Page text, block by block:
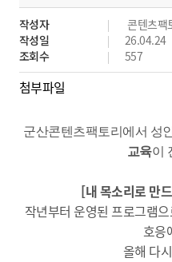
작성자
콘텐츠팩
작성일
26.04.24
조회수
557
첨부파일
군산콘텐츠팩토리에서 성
교육이
[내 목소리로 만
작년부터 운영된 프로그램
호응
올해 다